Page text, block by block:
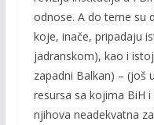
odnose. A do teme su
koje, inače, pripadaju
jadranskom), kao i
zapadni Balkan) – (još
resursa sa kojima BiH
njihova neadekvatna